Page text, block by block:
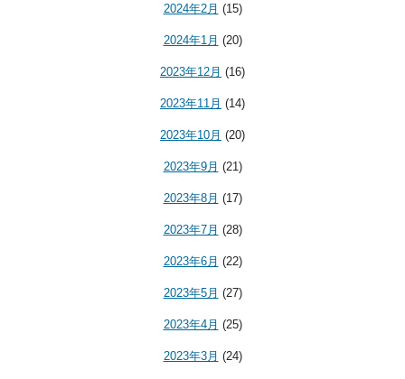
2024年2月 (15)
2024年1月 (20)
2023年12月 (16)
2023年11月 (14)
2023年10月 (20)
2023年9月 (21)
2023年8月 (17)
2023年7月 (28)
2023年6月 (22)
2023年5月 (27)
2023年4月 (25)
2023年3月 (24)